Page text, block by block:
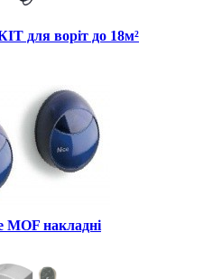
для воріт до 18м²
MOF накладні